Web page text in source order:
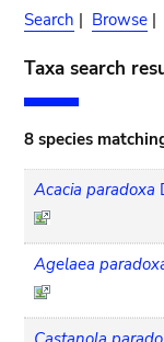
Search | Browse |
Taxa search
8 species
Acacia paradoxa
Agelaea